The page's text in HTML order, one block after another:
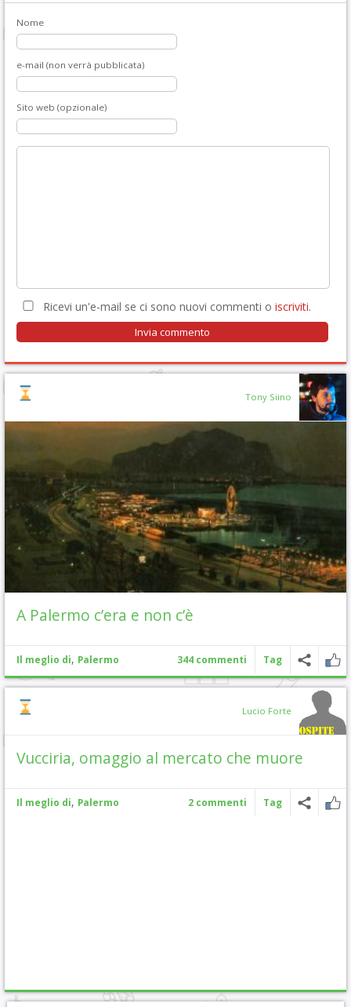
Nome
e-mail (non verrà pubblicata)
Sito web (opzionale)
Ricevi un'e-mail se ci sono nuovi commenti o iscriviti.
Tony Siino
A Palermo c’era e non c’è
Il meglio di, Palermo 344 commenti Tag
Lucio Forte
Vucciria, omaggio al mercato che muore
Il meglio di, Palermo 2 commenti Tag